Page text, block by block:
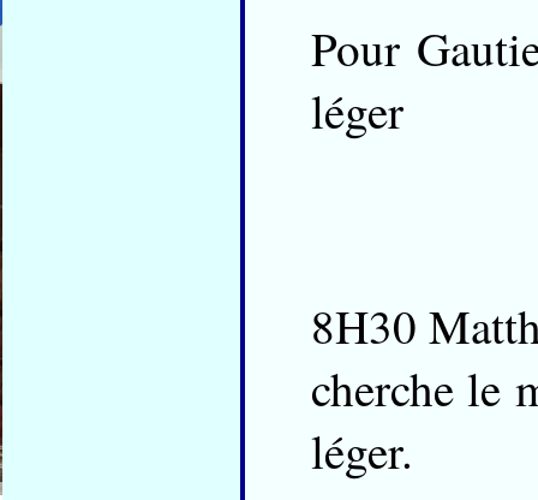
Pour
léger
8H30
cherche le
léger.